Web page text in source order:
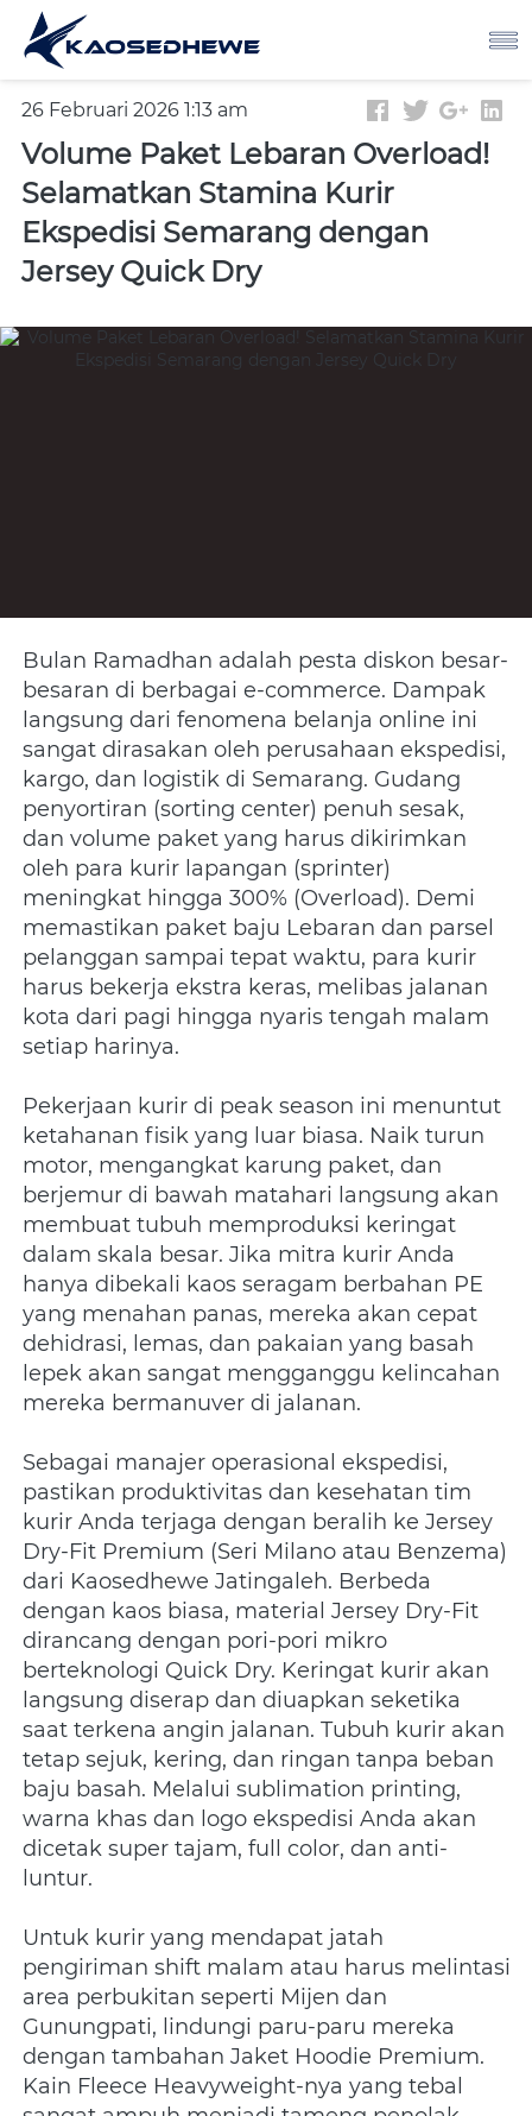
26 Februari 2026 1:13 am
Volume Paket Lebaran Overload!
Selamatkan Stamina Kurir
Ekspedisi Semarang dengan
Jersey Quick Dry
Bulan Ramadhan adalah pesta diskon besar-
besaran di berbagai e-commerce. Dampak
langsung dari fenomena belanja online ini
sangat dirasakan oleh perusahaan ekspedisi,
kargo, dan logistik di Semarang. Gudang
penyortiran (sorting center) penuh sesak,
dan volume paket yang harus dikirimkan
oleh para kurir lapangan (sprinter)
meningkat hingga 300% (Overload). Demi
memastikan paket baju Lebaran dan parsel
pelanggan sampai tepat waktu, para kurir
harus bekerja ekstra keras, melibas jalanan
kota dari pagi hingga nyaris tengah malam
setiap harinya.
Pekerjaan kurir di peak season ini menuntut
ketahanan fisik yang luar biasa. Naik turun
motor, mengangkat karung paket, dan
berjemur di bawah matahari langsung akan
membuat tubuh memproduksi keringat
dalam skala besar. Jika mitra kurir Anda
hanya dibekali kaos seragam berbahan PE
yang menahan panas, mereka akan cepat
dehidrasi, lemas, dan pakaian yang basah
lepek akan sangat mengganggu kelincahan
mereka bermanuver di jalanan.
Sebagai manajer operasional ekspedisi,
pastikan produktivitas dan kesehatan tim
kurir Anda terjaga dengan beralih ke Jersey
Dry-Fit Premium (Seri Milano atau Benzema)
dari Kaosedhewe Jatingaleh. Berbeda
dengan kaos biasa, material Jersey Dry-Fit
dirancang dengan pori-pori mikro
berteknologi Quick Dry. Keringat kurir akan
langsung diserap dan diuapkan seketika
saat terkena angin jalanan. Tubuh kurir akan
tetap sejuk, kering, dan ringan tanpa beban
baju basah. Melalui sublimation printing,
warna khas dan logo ekspedisi Anda akan
dicetak super tajam, full color, dan anti-
luntur.
Untuk kurir yang mendapat jatah
pengiriman shift malam atau harus melintasi
area perbukitan seperti Mijen dan
Gunungpati, lindungi paru-paru mereka
dengan tambahan Jaket Hoodie Premium.
Kain Fleece Heavyweight-nya yang tebal